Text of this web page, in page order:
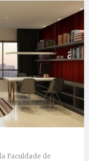
Faculdade de